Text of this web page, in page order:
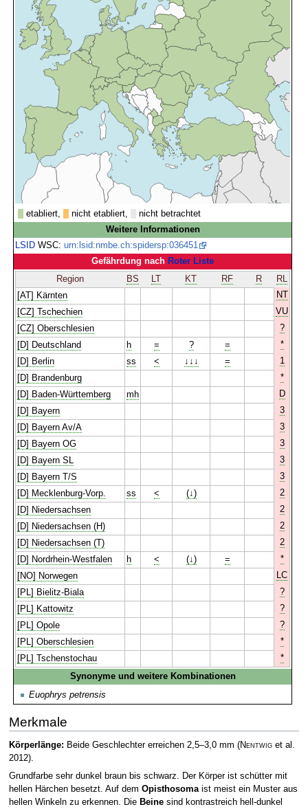
etabliert, nicht etabliert,
nicht betrachtet
Weitere Informationen
LSID WSC:urn:lsid:nmbe.ch:spidersp:036451
Gefährdung nach Roter Liste
Region
BS LT KT RF R
RL
[AT] Kärnten
NT
[CZ] Tschechien
VU
[CZ] Oberschlesien
?
[D] Deutschland
h = ? =
*
[D] Berlin
ss < ↓↓↓ =
1
[D] Brandenburg
*
[D] Baden-Württemberg
mh
D
[D] Bayern
3
[D] Bayern Av/A
3
[D] Bayern OG
3
[D] Bayern SL
3
[D] Bayern T/S
3
[D] Mecklenburg-Vorp.
ss < (↓)
2
[D] Niedersachsen
2
[D] Niedersachsen (H)
2
[D] Niedersachsen (T)
2
[D] Nordrhein-Westfalen
h < (↓) =
*
[NO] Norwegen
LC
[PL] Bielitz-Biala
?
[PL] Kattowitz
?
[PL] Opole
?
[PL] Oberschlesien
*
[PL] Tschenstochau
*
Synonyme und weitere Kombinationen
Euophrys petrensis
Merkmale
Körperlänge: Beide Geschlechter erreichen 2,5–3,0 mm (Nentwiget al.
2012).
Grundfarbe sehr dunkel braun bis schwarz. Der Körper ist schütter mit
hellen Härchen besetzt. Auf dem Opisthosomaist meist ein Muster aus
hellen Winkeln zu erkennen. Die Beinesind kontrastreich hell-dunkel